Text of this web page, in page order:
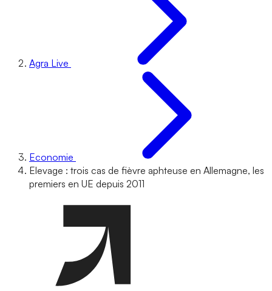
Agra Live
Economie
Elevage : trois cas de fièvre aphteuse en Allemagne, les
premiers en UE depuis 2011